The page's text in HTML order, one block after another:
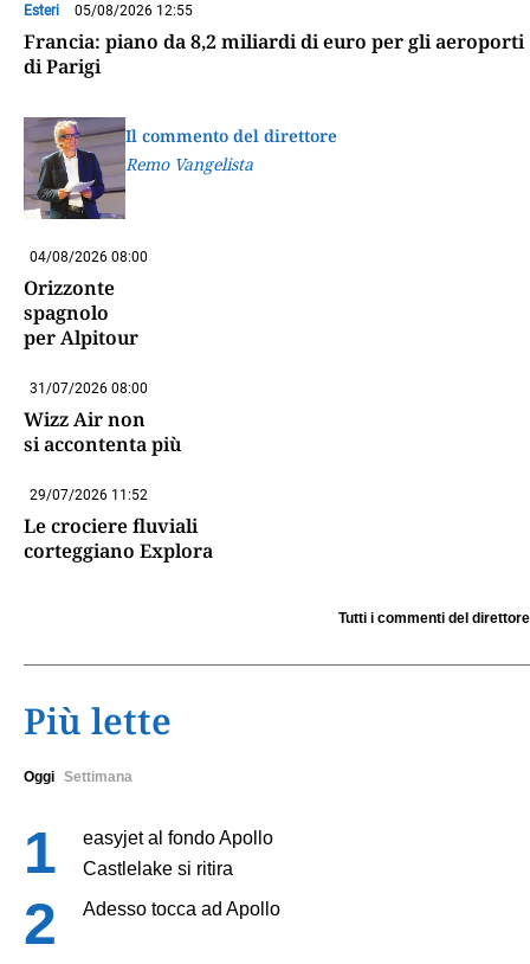
Esteri 05/08/2026 12:55
Francia: piano da 8,2 miliardi di euro per gli aeroporti
di Parigi
Il commento del direttore
Remo Vangelista
04/08/2026 08:00
Orizzonte
spagnolo
per Alpitour
31/07/2026 08:00
Wizz Air non
si accontenta più
29/07/2026 11:52
Le crociere fluviali
corteggiano Explora
Tutti i commenti del direttore
Più lette
Oggi Settimana
easyjet al fondo Apollo
Castlelake si ritira
Adesso tocca ad Apollo